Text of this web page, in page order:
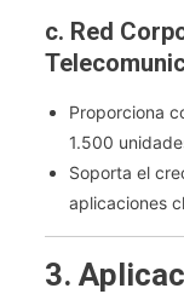
c. Red
Proporciona
1.500
Soporta el
aplicaciones
3.